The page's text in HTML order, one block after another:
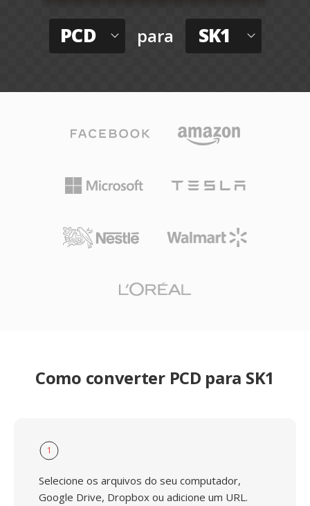
PCD para SK1
Como converter PCD para SK1
1
Selecione os arquivos do seu computador,
Google Drive, Dropbox ou adicione um URL.